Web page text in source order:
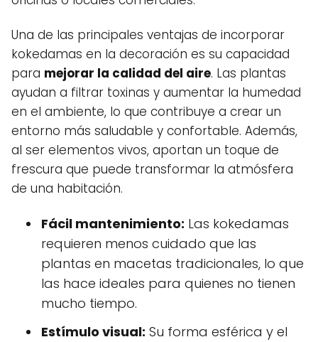
Una de las principales ventajas de incorporar
kokedamas en la decoración es su capacidad
para mejorar la calidad del aire. Las plantas
ayudan a filtrar toxinas y aumentar la humedad
en el ambiente, lo que contribuye a crear un
entorno más saludable y confortable. Además,
al ser elementos vivos, aportan un toque de
frescura que puede transformar la atmósfera
de una habitación.
Fácil mantenimiento: Las kokedamas
requieren menos cuidado que las
plantas en macetas tradicionales, lo que
las hace ideales para quienes no tienen
mucho tiempo.
Estímulo visual: Su forma esférica y el